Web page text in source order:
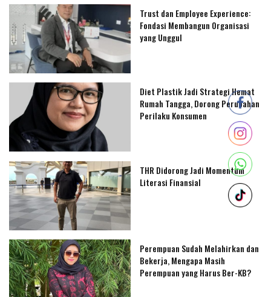
Trust dan Employee Experience:
Fondasi Membangun Organisasi
yang Unggul
Diet Plastik Jadi Strategi Hemat
Rumah Tangga, Dorong Perubahan
Perilaku Konsumen
THR Didorong Jadi Momentum
Literasi Finansial
Perempuan Sudah Melahirkan dan
Bekerja, Mengapa Masih
Perempuan yang Harus Ber-KB?